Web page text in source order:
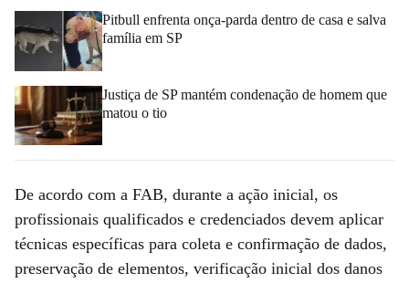
Pitbull enfrenta onça-parda dentro de casa e salva
família em SP
Justiça de SP mantém condenação de homem que
matou o tio
De acordo com a FAB, durante a ação inicial, os
profissionais qualificados e credenciados devem aplicar
técnicas específicas para coleta e confirmação de dados,
preservação de elementos, verificação inicial dos danos